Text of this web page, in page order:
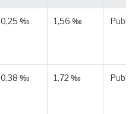
0,25 ‰ 1,56 ‰
0,38 ‰ 1,72 ‰